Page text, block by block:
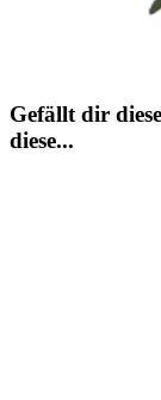
Gefällt dir
diese...